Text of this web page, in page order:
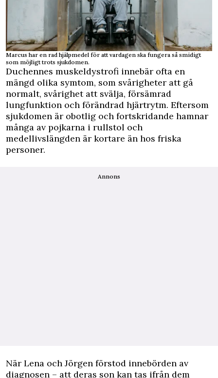
Marcus har en rad hjälpmedel för att vardagen ska fungera så smidigt
som möjligt trots sjukdomen.
Duchennes muskeldystrofi innebär ofta en
mängd olika symtom, som svårigheter att gå
normalt, svårighet att svälja, försämrad
lungfunktion och förändrad hjärtrytm. Eftersom
sjukdomen är obotlig och fortskridande hamnar
många av pojkarna i rullstol och
medellivslängden är kortare än hos friska
personer.
Annons
När Lena och Jörgen förstod innebörden av
diagnosen – att deras son kan tas ifrån dem